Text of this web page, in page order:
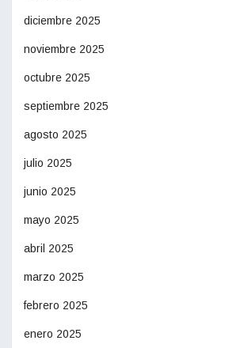
diciembre 2025
noviembre 2025
octubre 2025
septiembre 2025
agosto 2025
julio 2025
junio 2025
mayo 2025
abril 2025
marzo 2025
febrero 2025
enero 2025